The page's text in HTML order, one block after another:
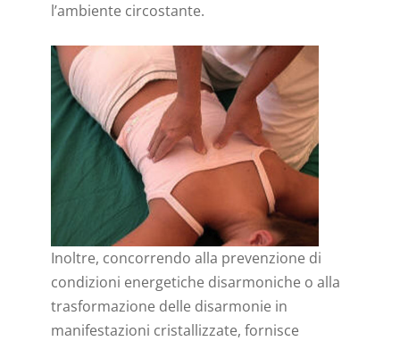
l’ambiente circostante.
Inoltre, concorrendo alla prevenzione di
condizioni energetiche disarmoniche o alla
trasformazione delle disarmonie in
manifestazioni cristallizzate, fornisce